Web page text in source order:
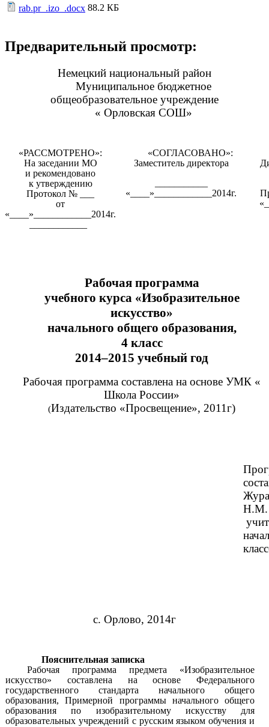
rab.pr_.izo_.docx 88.2 КБ
Предварительный просмотр:
Немецкий национальный район
Муниципальное бюджетное
общеобразовательное учреждение
« Орловская СОШ»
«РАССМОТРЕНО»:
На заседании МО
и рекомендовано
к утверждению
Протокол № ___
от
«____»____________2014г.
«СОГЛАСОВАНО»:
Заместитель директора
«____»____________2014г.
Рабочая программа
учебного курса «Изобразительное
искусство»
начального общего образования,
4 класс
2014–2015 учебный год
Рабочая программа составлена на основе УМК «
Школа России»
(Издательство «Просвещение», 2011г)
Н.М.
с. Орлово, 2014г
Пояснительная записка
Рабочая программа предмета «Изобразительное
искусство» составлена на основе Федерального
государственного стандарта начального общего
образования, Примерной программы начального общего
образования по изобразительному искусству для
образовательных учреждений с русским языком обучения и